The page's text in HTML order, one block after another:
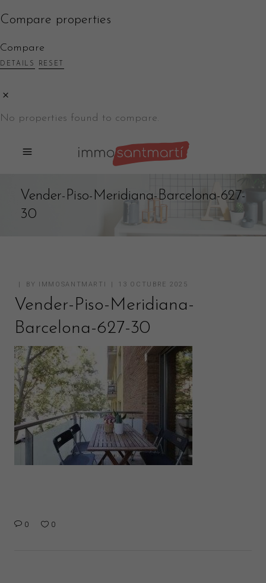
Compare properties
Compare
DETAILS RESET
No properties found to compare.
Vender-Piso-Meridiana-Barcelona-627-
30
BY IMMOSANTMARTI 13 OCTUBRE 2025
Vender-Piso-Meridiana-
Barcelona-627-30
0 0